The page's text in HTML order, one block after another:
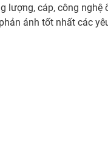
cáp, công nghệ
ánh tốt nhất các